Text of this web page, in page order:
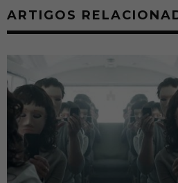
ARTIGOS